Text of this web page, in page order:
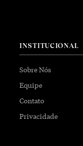
INSTITUCIONAL
Sobre Nós
Equipe
Contato
Privacidade